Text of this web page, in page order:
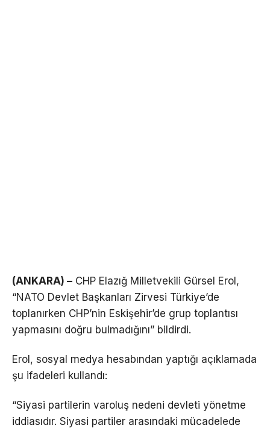
(ANKARA) – CHP Elazığ Milletvekili Gürsel Erol,
“NATO Devlet Başkanları Zirvesi Türkiye’de
toplanırken CHP’nin Eskişehir’de grup toplantısı
yapmasını doğru bulmadığını” bildirdi.
Erol, sosyal medya hesabından yaptığı açıklamada
şu ifadeleri kullandı:
“Siyasi partilerin varoluş nedeni devleti yönetme
iddiasıdır. Siyasi partiler arasındaki mücadelede